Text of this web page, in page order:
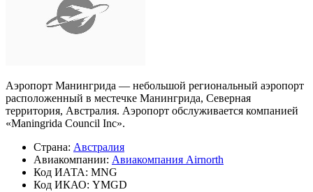
Аэропорт Манингрида — небольшой региональный аэропорт
расположенный в местечке Манингрида, Северная
территория, Австралия. Аэропорт обслуживается компанией
«Maningrida Council Inc».
Страна: Австралия
Авиакомпании: Авиакомпания Airnorth
Код ИАТА: MNG
Код ИКАО: YMGD